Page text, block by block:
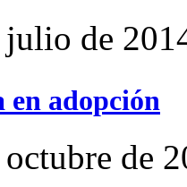
julio de
en adopción
de